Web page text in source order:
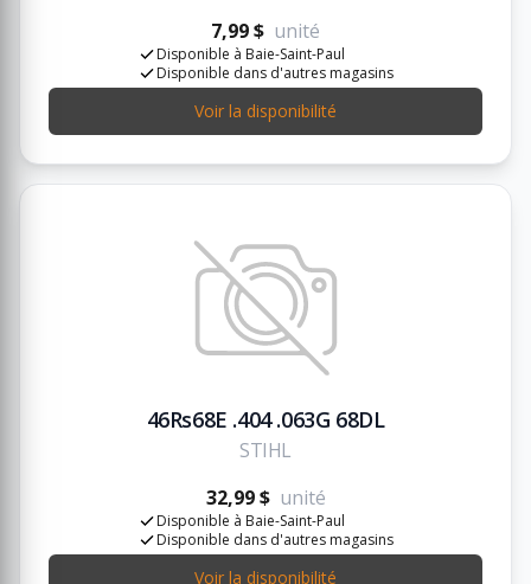
7,99 $ unité
Disponible à Baie-Saint-Paul
Disponible dans d'autres magasins
Voir la disponibilité
46Rs68E .404 .063G 68DL
STIHL
32,99 $ unité
Disponible à Baie-Saint-Paul
Disponible dans d'autres magasins
Voir la disponibilité